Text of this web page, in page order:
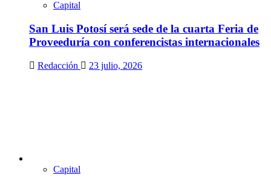
Capital
San Luis Potosí será sede de la cuarta Feria de
Proveeduría con conferencistas internacionales
Redacción 23 julio, 2026
Capital